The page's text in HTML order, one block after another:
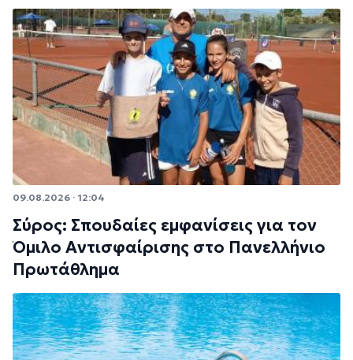
09.08.2026 · 12:04
Σύρος: Σπουδαίες εμφανίσεις για τον
Όμιλο Αντισφαίρισης στο Πανελλήνιο
Πρωτάθλημα